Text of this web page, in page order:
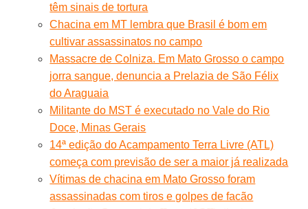
têm sinais de tortura
Chacina em MT lembra que Brasil é bom em
cultivar assassinatos no campo
Massacre de Colniza. Em Mato Grosso o campo
jorra sangue, denuncia a Prelazia de São Félix
do Araguaia
Militante do MST é executado no Vale do Rio
Doce, Minas Gerais
14ª edição do Acampamento Terra Livre (ATL)
começa com previsão de ser a maior já realizada
Vítimas de chacina em Mato Grosso foram
assassinadas com tiros e golpes de facão